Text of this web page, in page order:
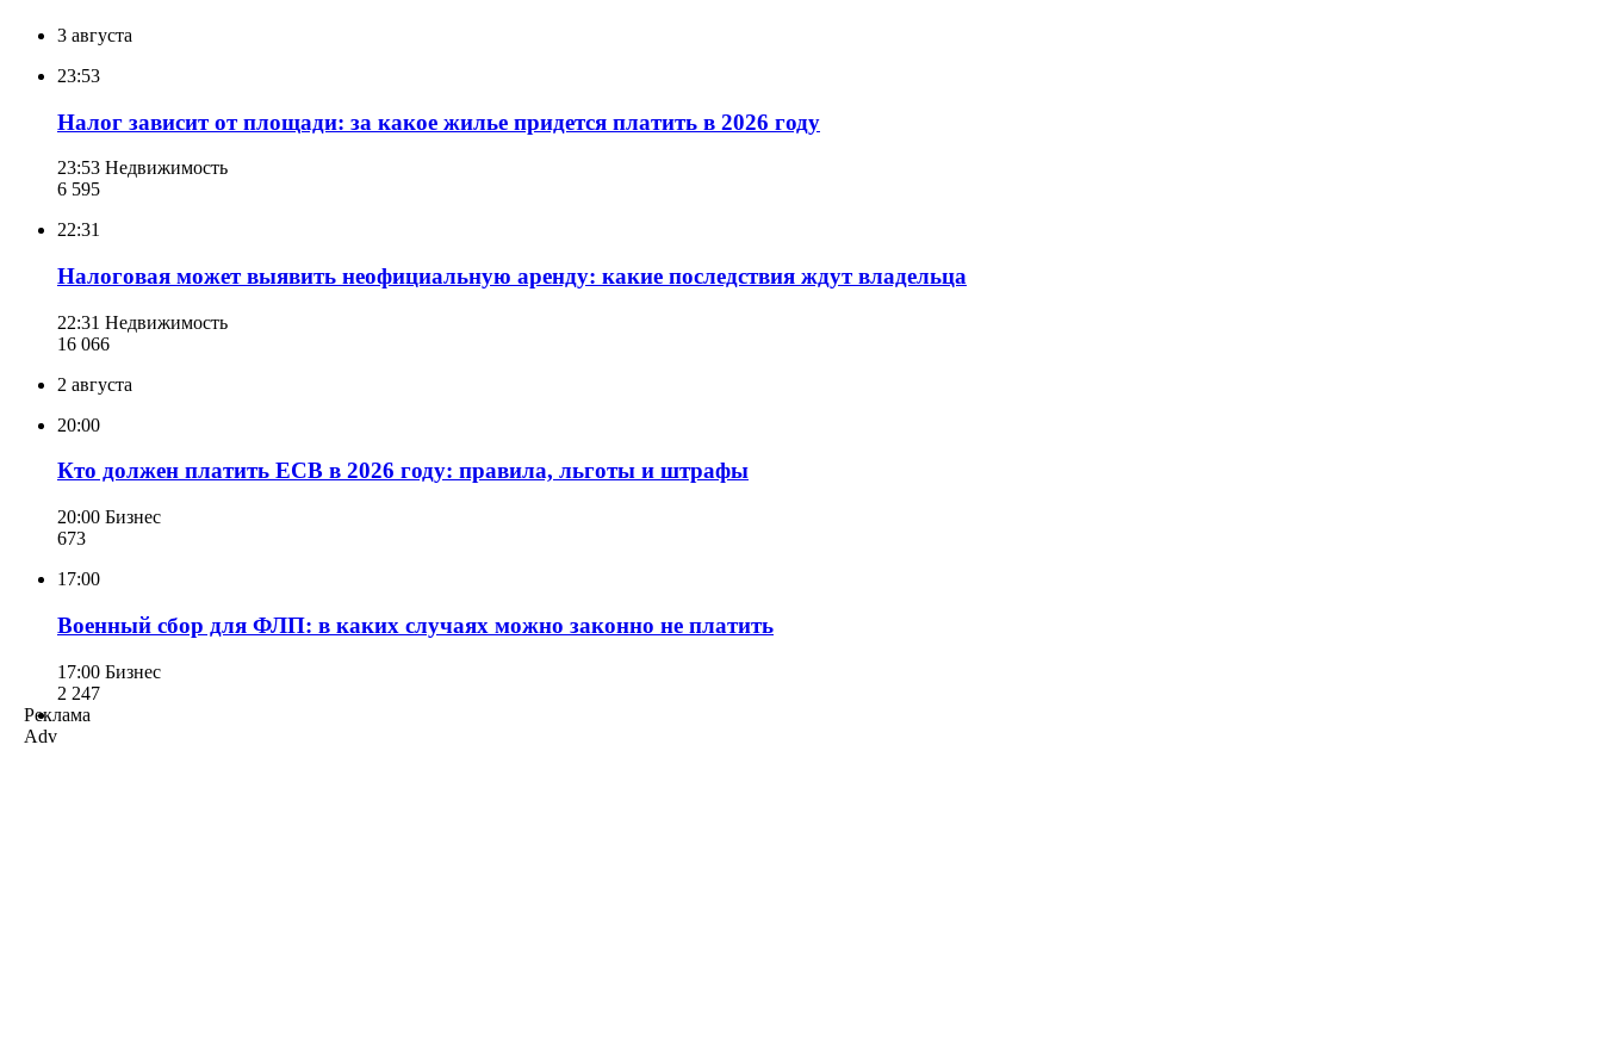
3 августа
23:53
Налог зависит от площади: за какое жилье придется платить в 2026 году
23:53 Недвижимость
6 595
22:31
Налоговая может выявить неофициальную аренду: какие последствия ждут владельца
22:31 Недвижимость
16 066
2 августа
20:00
Кто должен платить ЕСВ в 2026 году: правила, льготы и штрафы
20:00 Бизнес
673
17:00
Военный сбор для ФЛП: в каких случаях можно законно не платить
17:00 Бизнес
2 247
Реклама
Adv